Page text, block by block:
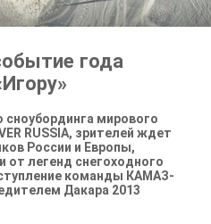
года
мирового
RUSSIA, зрителей ждет
России и Европы,
легенд снегоходного
команды КАМАЗ-
Дакара 2013